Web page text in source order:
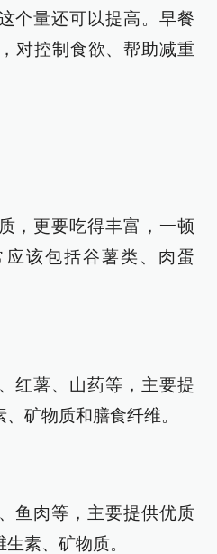
个量还可以提高。早餐
对控制食欲、帮助减重
，更要吃得丰富，一顿
该包括谷薯类、肉蛋
红薯、山药等，主要提
矿物质和膳食纤维。
鱼肉等，主要提供优质
素、矿物质。